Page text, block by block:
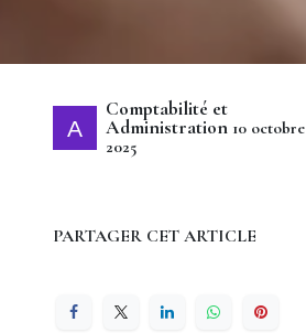
Comptabilité et
Administration 10 octobre
2025
PARTAGER CET ARTICLE